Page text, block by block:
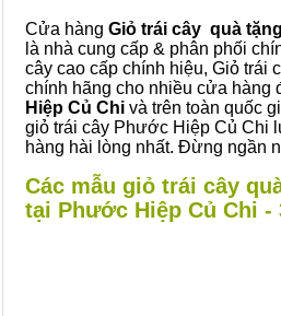
Cửa hàng Giỏ trái cây quà
là nhà cung cấp & phân phối
cây cao cấp chính hiệu, Giỏ trái
chính hãng cho nhiều cửa hàng
Hiệp Củ Chi và trên toàn quốc
giỏ trái cây Phước Hiệp Củ Chi
hàng hài lòng nhất. Đừng ngần
Các mẫu giỏ trái cây
tại Phước Hiệp Củ Chi -